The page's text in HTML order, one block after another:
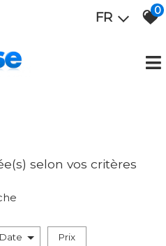
FR 0
selon vos critères
Date Prix